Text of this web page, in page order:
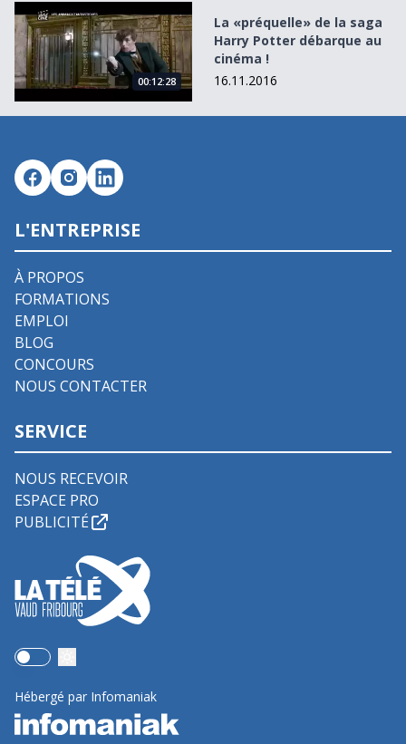
La «préquelle» de la saga Harry Potter débarque au
00:12:28
La «préquelle» de la saga
Harry Potter débarque au
cinéma !
16.11.2016
L'ENTREPRISE
À PROPOS
FORMATIONS
EMPLOI
BLOG
CONCOURS
NOUS CONTACTER
SERVICE
NOUS RECEVOIR
ESPACE PRO
PUBLICITÉ
Use setting
Hébergé par Infomaniak